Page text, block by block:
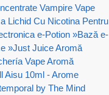
Vampire Vape
Lichid Cu Nicotina Pentru
e-Potion »Bază e-
»Just Juice Aromă
Vape Aromă
Aisu 10ml - Arome
by The Mind